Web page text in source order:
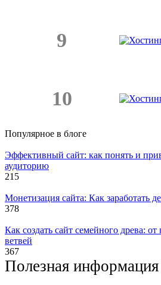
9
10
Популярное в блоге
Эффективный сайт: как понять и
аудиторию
215
Монетизация сайта: Как заработать
378
Как создать сайт семейного древа:
ветвей
367
Полезная